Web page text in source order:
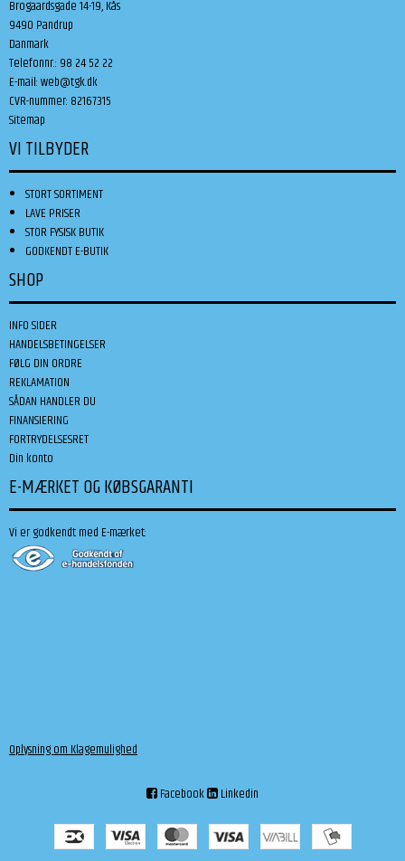
Brogaardsgade 14-19, Kås
9490 Pandrup
Danmark
Telefonnr.: 98 24 52 22
E-mail:web@tgk.dk
CVR-nummer: 82167315
Sitemap
VI TILBYDER
STORT SORTIMENT
LAVE PRISER
STOR FYSISK BUTIK
GODKENDT E-BUTIK
SHOP
INFO SIDER
HANDELSBETINGELSER
FØLG DIN ORDRE
REKLAMATION
SÅDAN HANDLER DU
FINANSIERING
FORTRYDELSESRET
Din konto
E-MÆRKET OG KØBSGARANTI
Vi er godkendt med E-mærket:
Oplysning om Klagemulighed
Facebook Linkedin